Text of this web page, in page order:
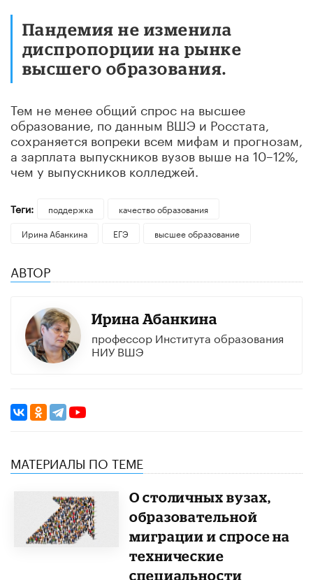
Пандемия не изменила
диспропорции на рынке
высшего образования.
Тем не менее общий спрос на высшее
образование, по данным ВШЭ и Росстата,
сохраняется вопреки всем мифам и прогнозам,
а зарплата выпускников вузов выше на 10–12%,
чем у выпускников колледжей.
Теги: поддержка
качество образования
Ирина Абанкина
ЕГЭ высшее образование
АВТОР
Ирина Абанкина
профессор Института образования
НИУ ВШЭ
МАТЕРИАЛЫ ПО ТЕМЕ
О столичных вузах,
образовательной
миграции и спросе на
технические
специальности